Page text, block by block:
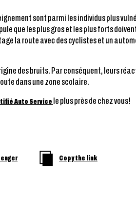
sont parmi les individus plus
que les plus gros et les plus forts
la route avec des cyclistes et un
des bruits. Par conséquent, leurs
dans une zone scolaire.
Auto Service le plus près de chez vous!
Copy the link